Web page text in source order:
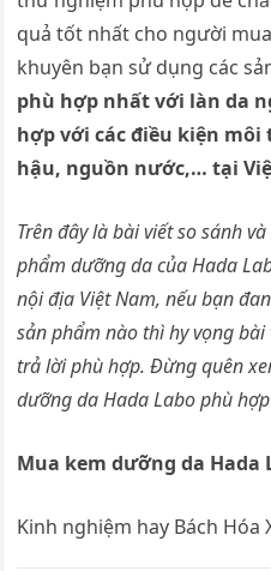
quả tốt nhất cho người
khuyên bạn sử dụng các
phù hợp nhất với làn da
hợp với các điều kiện
hậu, nguồn nước,… tại
Trên đây là bài viết so sánh
phẩm dưỡng da của Hada
nội địa Việt Nam, nếu bạn
sản phẩm nào thì hy vọng
trả lời phù hợp. Đừng quên
dưỡng da Hada Labo phù
Mua kem dưỡng da Hada
Kinh nghiệm hay Bách Hóa